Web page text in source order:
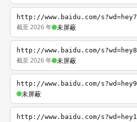
http://www.baidu.com/s?wd=hey7
截至 2026 年 未屏蔽
http://www.baidu.com/s?wd=hey8
截至 2026 年 未屏蔽
http://www.baidu.com/s?wd=hey9
未屏蔽
http://www.baidu.com/s?wd=hey1